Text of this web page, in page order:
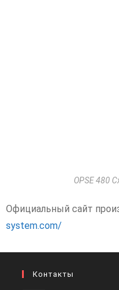
OPSE 480
Официальный сайт
system.com/
Контакты